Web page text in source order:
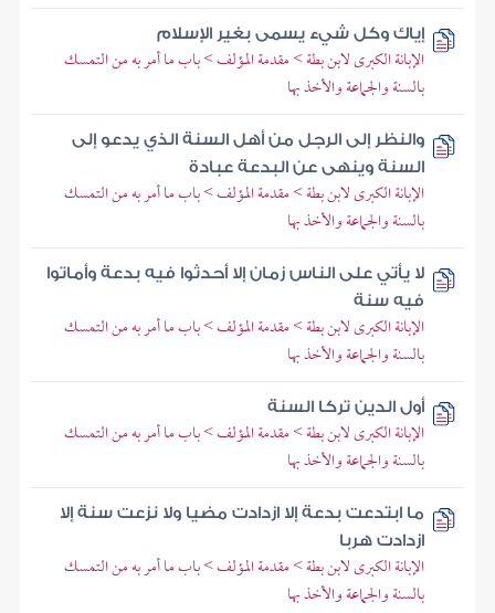
إياك وكل شيء يسمى بغير الإسلام
الإبانة الكبرى لابن بطة > مقدمة المؤلف > باب ما أمر به من التمسك
بالسنة والجماعة والأخذ بها
والنظر إلى الرجل من أهل السنة الذي يدعو إلى
السنة وينهى عن البدعة عبادة
الإبانة الكبرى لابن بطة > مقدمة المؤلف > باب ما أمر به من التمسك
بالسنة والجماعة والأخذ بها
لا يأتي على الناس زمان إلا أحدثوا فيه بدعة وأماتوا
فيه سنة
الإبانة الكبرى لابن بطة > مقدمة المؤلف > باب ما أمر به من التمسك
بالسنة والجماعة والأخذ بها
أول الدين تركا السنة
الإبانة الكبرى لابن بطة > مقدمة المؤلف > باب ما أمر به من التمسك
بالسنة والجماعة والأخذ بها
ما ابتدعت بدعة إلا ازدادت مضيا ولا نزعت سنة إلا
ازدادت هربا
الإبانة الكبرى لابن بطة > مقدمة المؤلف > باب ما أمر به من التمسك
بالسنة والجماعة والأخذ بها